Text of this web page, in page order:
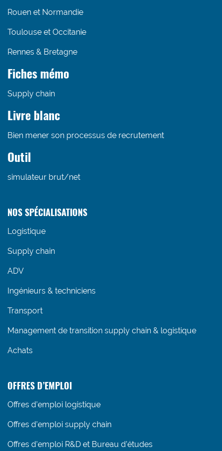
Rouen et Normandie
Toulouse et Occitanie
Rennes & Bretagne
Fiches mémo
Supply chain
Livre blanc
Bien mener son processus de recrutement
Outil
simulateur brut/net
NOS SPÉCIALISATIONS
Logistique
Supply chain
ADV
Ingénieurs & techniciens
Transport
Management de transition supply chain & logistique
Achats
OFFRES D’EMPLOI
Offres d’emploi logistique
Offres d’emploi supply chain
Offres d’emploi R&D et Bureau d’études